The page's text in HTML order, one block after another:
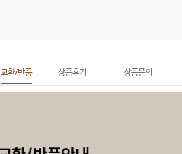
교환/반품 상품후기 상품문의